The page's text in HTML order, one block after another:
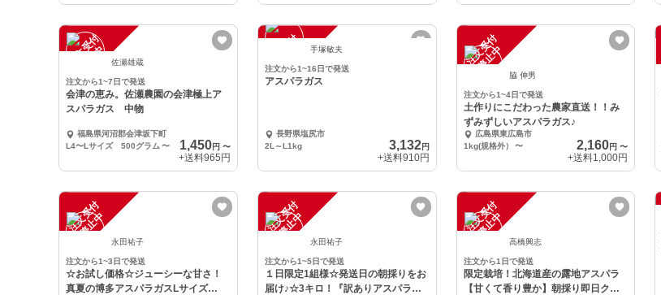
注
文
受
付
停
止
中 佐瀬雄蔵
注文から1~7日で発送
会津の恵み。佐瀬農園の会津極上ア
スパラガス 中物
福島県河沼郡会津坂下町
L4〜Lサイズ 500グラム 〜 1,450円 〜
+送料965円
注
文
受
付
停
止
中 手塚敏夫
注文から1~16日で発送
アスパラガス
長野県塩尻市
2L～L1kg
3,132円
+送料910円
注
文
受
付
停
止
中
脇 伸男
注文から1~4日で発送
土作りにこだわった農家直送！！み
ずみずしいアスパラガス♪
広島県東広島市
1kg(規格外）
〜 2,160円〜
+送料1,000円
注
文
受
付
停
止
中
永田祐子
注文から1~3日で発送
☆お試し価格☆ジューシーな甘さ！
真夏の博多アスパラガスLサイズ
注
文
受
付
停
止
中
永田祐子
注文から1~5日で発送
１日限定1組様☆発送日の朝採りをお
届け♪☆3キロ！『訳ありアスパラガ
注
文
受
付
停
止
中
高橋興志
注文から1日で発送
限定栽培！北海道産の露地アスパラ
【甘くて香り豊か】朝採り即日クー